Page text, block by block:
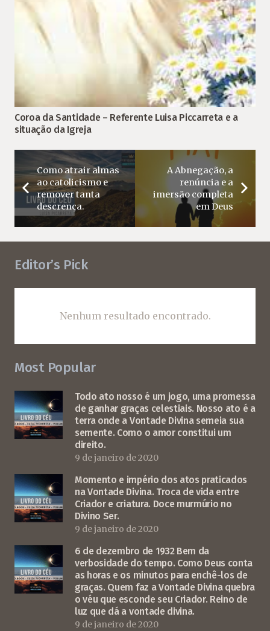
Coroa da Santidade – Referente Luisa Piccarreta e a
situação da Igreja
Como atrair almas
ao catolicismo e
remover tanta
descrença.
A Abnegação, a
renúncia e a
imersão completa
em Deus
Editor’s Pick
Nenhum resultado encontrado.
Most Popular
Todo ato nosso é um jogo, uma promessa
de ganhar graças celestiais. Nosso ato é a
terra onde a Vontade Divina semeia sua
semente. Como o amor constitui um
direito.
9 de janeiro de 2020
Momento e império dos atos praticados
na Vontade Divina. Troca de vida entre
Criador e criatura. Doce murmúrio no
Divino Ser.
9 de janeiro de 2020
6 de dezembro de 1932 Bem da
verbosidade do tempo. Como Deus conta
as horas e os minutos para enchê-los de
graças. Quem faz a Vontade Divina quebra
o véu que esconde seu Criador. Reino de
luz que dá a vontade divina.
9 de janeiro de 2020